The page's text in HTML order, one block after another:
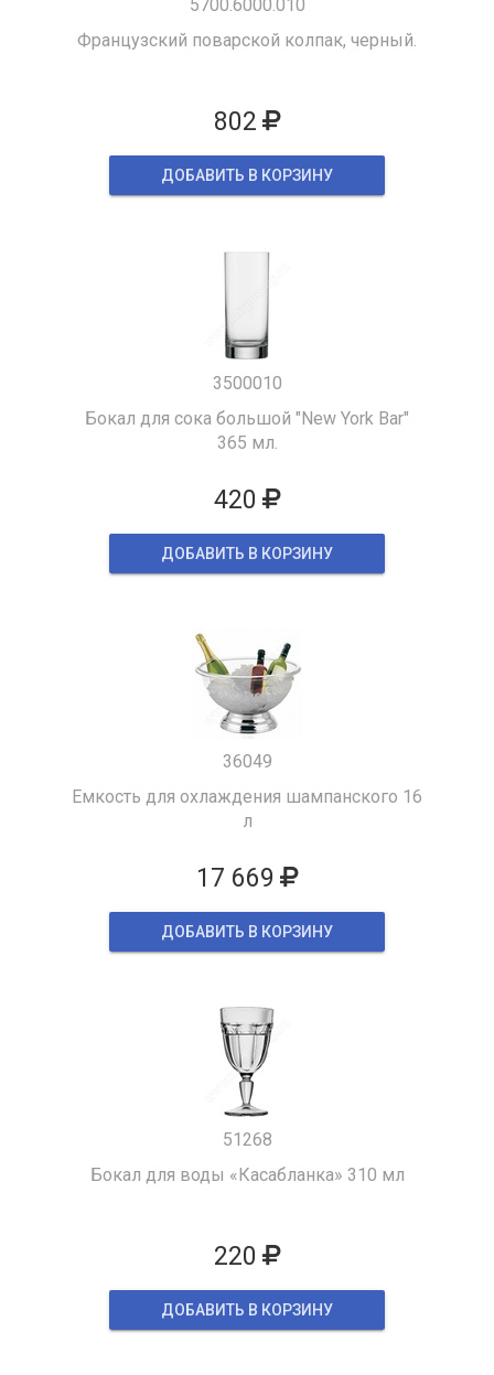
5700.6000.010
Французский поварской колпак, черный.
802
ДОБАВИТЬ В КОРЗИНУ
3500010
Бокал для сока большой "New York Bar"
365 мл.
420
ДОБАВИТЬ В КОРЗИНУ
36049
Емкость для охлаждения шампанского 16
л
17 669
ДОБАВИТЬ В КОРЗИНУ
51268
Бокал для воды «Касабланка» 310 мл
220
ДОБАВИТЬ В КОРЗИНУ